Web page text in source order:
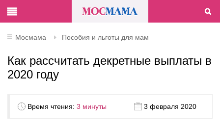
Мосмама Пособия и льготы для мам
Как рассчитать декретные выплаты в
2020 году
Время чтения: 3 минуты 3 февраля 2020